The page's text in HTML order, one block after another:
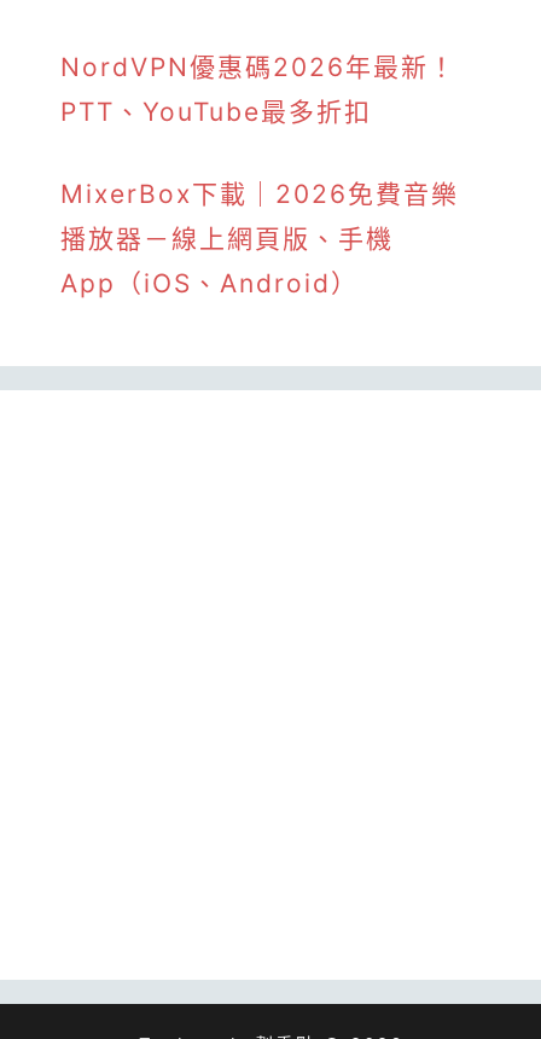
NordVPN優惠碼2026年最新！
PTT、YouTube最多折扣
MixerBox下載｜2026免費音樂
播放器－線上網頁版、手機
App（iOS、Android）